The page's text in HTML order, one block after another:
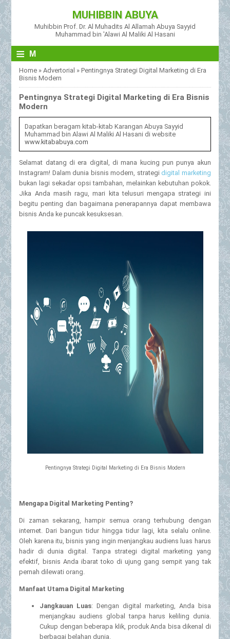
MUHIBBIN ABUYA
Muhibbin Prof. Dr. Al Muhadits Al Allamah Abuya Sayyid
Muhammad bin 'Alawi Al Maliki Al Hasani
≡ M
Home »Advertorial »Pentingnya Strategi Digital Marketing di Era
Bisnis Modern
Pentingnya Strategi Digital Marketing di Era Bisnis
Modern
Dapatkan beragam kitab-kitab Karangan Abuya Sayyid
Muhammad bin Alawi Al Maliki Al Hasani di website
www.kitababuya.com
Selamat datang di era digital, di mana kucing pun punya akun
Instagram! Dalam dunia bisnis modern, strategi digital marketing
bukan lagi sekadar opsi tambahan, melainkan kebutuhan pokok.
Jika Anda masih ragu, mari kita telusuri mengapa strategi ini
begitu penting dan bagaimana penerapannya dapat membawa
bisnis Anda ke puncak kesuksesan.
Pentingnya Strategi Digital Marketing di Era Bisnis Modern
Mengapa Digital Marketing Penting?
Di zaman sekarang, hampir semua orang terhubung dengan
internet. Dari bangun tidur hingga tidur lagi, kita selalu online.
Oleh karena itu, bisnis yang ingin menjangkau audiens luas harus
hadir di dunia digital. Tanpa strategi digital marketing yang
efektif, bisnis Anda ibarat toko di ujung gang sempit yang tak
pernah dilewati orang.
Manfaat Utama Digital Marketing
Jangkauan Luas: Dengan digital marketing, Anda bisa
menjangkau audiens global tanpa harus keliling dunia.
Cukup dengan beberapa klik, produk Anda bisa dikenal di
berbagai belahan dunia.